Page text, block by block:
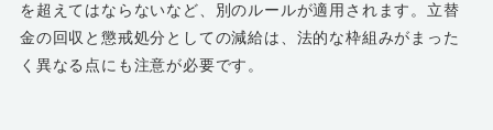
を超えてはならないなど、別のルールが適用されます。立替
金の回収と懲戒処分としての減給は、法的な枠組みがまった
く異なる点にも注意が必要です。